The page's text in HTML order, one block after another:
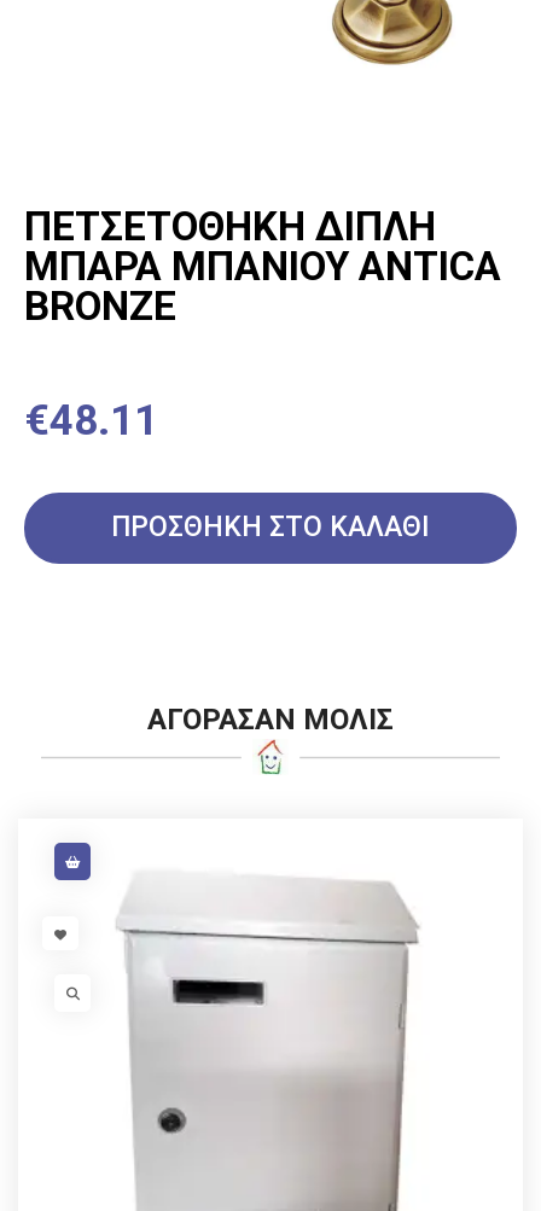
ΣΥΝΘΕΤΙΚΟΣ ΝΕΡΟΧΥΤΗΣ
ΜΕ ΔΥΟ ΓΟΥΡΝΕΣ
ΠΡΟΣΘΗΚΗ ΣΤΟ ΚΑΛΑΘΙ
ΑΓΟΡΑΣΑΝ ΜΟΛΙΣ
VISIT LINK
VISIT LINK